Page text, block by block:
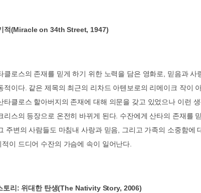
적 (Miracle on 34th Street, 1947)
클로스의 존재를 믿게 하기 위한 노력을 담은 영화로, 믿음과 사
적이다. 같은 제목의 최근의 리차드 아텐보로의 리메이크 작이
타클로스 할아버지의 존재에 대해 의문을 갖고 있었으나 이런
리스의 등장으로 온전히 바뀌게 된다. 수잔에게 산타의 존재를
주변의 사람들도 마침내 사랑과 믿음, 그리고 가족의 소중함에
적이 드디어 수잔의 가슴에 속이 일어난다.
토리 : 위대한 탄생(The Nativity Story, 2006)